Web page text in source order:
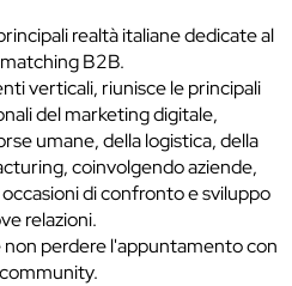
realtà italiane dedicate al
B2B.
verticali, riunisce le principali
del marketing digitale,
umane, della logistica, della
coinvolgendo aziende,
di confronto e sviluppo
relazioni.
non perdere l'appuntamento con